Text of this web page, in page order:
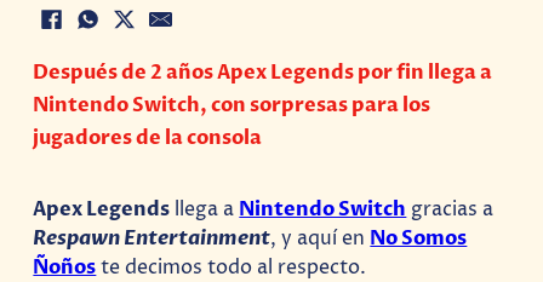
Después de 2 años Apex Legends por fin llega a
Nintendo Switch, con sorpresas para los
jugadores de la consola
Apex Legends llega a Nintendo Switch gracias a
Respawn Entertainment, y aquí en No Somos
Ñoñoste decimos todo al respecto.